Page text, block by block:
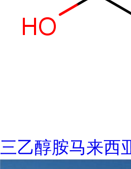
三乙醇胺马来西